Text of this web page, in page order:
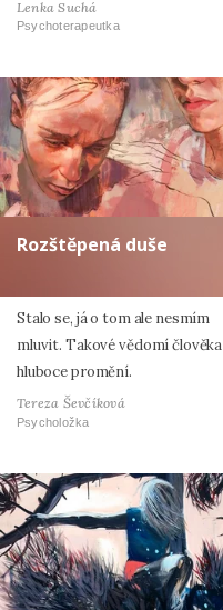
Lenka Suchá
Psychoterapeutka
Rozštěpená duše
Stalo se, já o tom ale nesmím
mluvit. Takové vědomí člověka
hluboce promění.
Tereza Ševčíková
Psycholožka